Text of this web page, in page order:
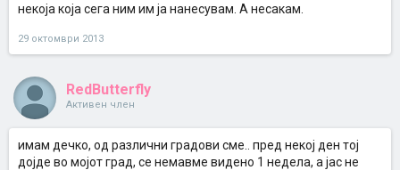
некоја која сега ним им ја нанесувам. А несакам.
29 октомври 2013
RedButterfly
Активен член
имам дечко, од различни градови сме.. пред некој ден тој
дојде во мојот град, се немавме видено 1 недела, а јас не